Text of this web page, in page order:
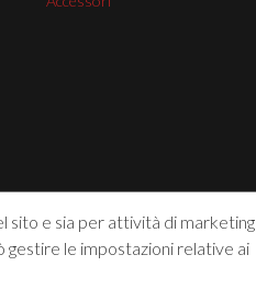
sito e sia per attività di marketing
gestire le impostazioni relative ai